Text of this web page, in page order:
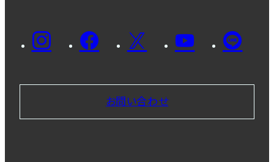
お問い合わせ